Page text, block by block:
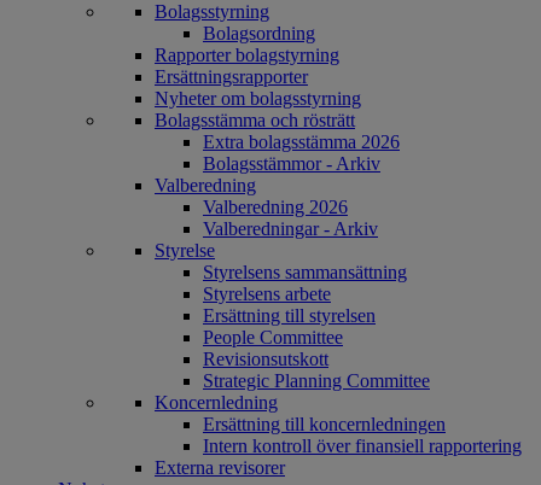
Bolagsstyrning
Bolagsordning
Rapporter bolagstyrning
Ersättningsrapporter
Nyheter om bolagsstyrning
Bolagsstämma och rösträtt
Extra bolagsstämma 2026
Bolagsstämmor - Arkiv
Valberedning
Valberedning 2026
Valberedningar - Arkiv
Styrelse
Styrelsens sammansättning
Styrelsens arbete
Ersättning till styrelsen
People Committee
Revisionsutskott
Strategic Planning Committee
Koncernledning
Ersättning till koncernledningen
Intern kontroll över finansiell rapportering
Externa revisorer